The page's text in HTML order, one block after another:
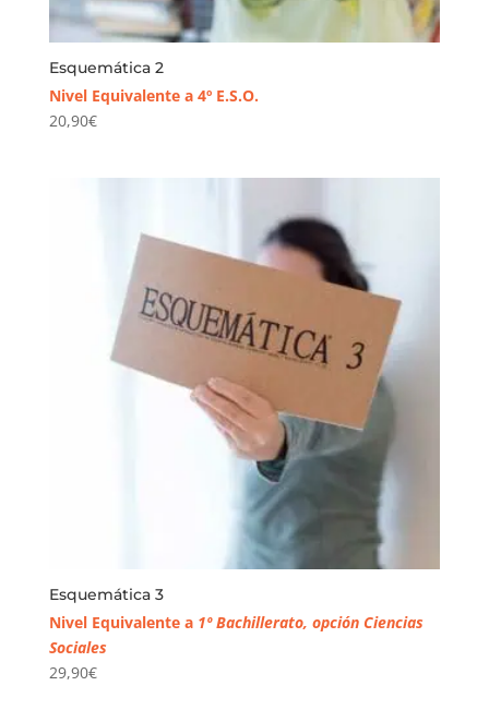
Esquemática 2
Nivel Equivalente a 4º E.S.O.
20,90€
Esquemática 3
Nivel Equivalente a 1º Bachillerato, opción Ciencias
Sociales
29,90€